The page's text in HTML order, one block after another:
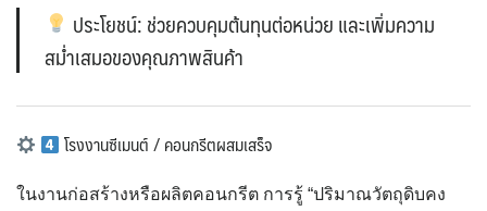
ประโยชน์: ช่วยควบคุมต้นทุนต่อหน่วย และเพิ่มความ
สม่ำเสมอของคุณภาพสินค้า
โรงงานซีเมนต์ / คอนกรีตผสมเสร็จ
ในงานก่อสร้างหรือผลิตคอนกรีต การรู้ “ปริมาณวัตถุดิบคง